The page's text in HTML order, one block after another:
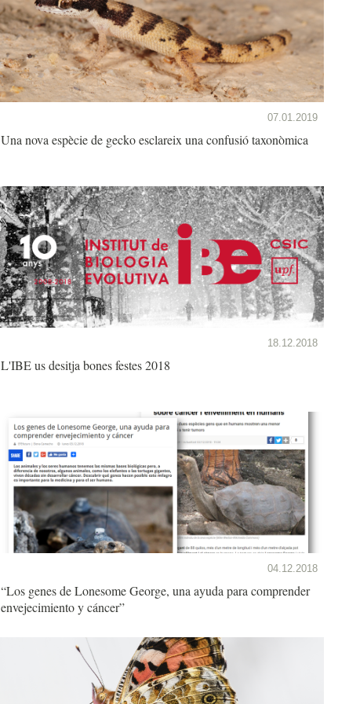
07.01.2019
Una nova espècie de gecko esclareix una confusió taxonòmica
18.12.2018
L'IBE us desitja bones festes 2018
04.12.2018
“Los genes de Lonesome George, una ayuda para comprender
envejecimiento y cáncer”